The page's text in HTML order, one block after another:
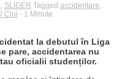
SLIDER Tagged accidentare
Cluj - 1 Minute
la debutul în Liga
pare, accidentarea nu
oficialii studenților.